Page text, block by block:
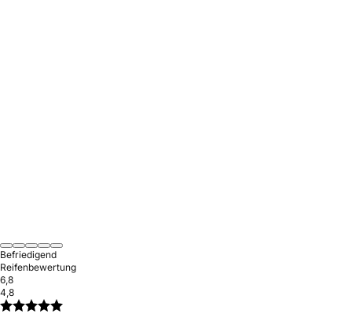
Befriedigend
Reifenbewertung
6,8
4,8